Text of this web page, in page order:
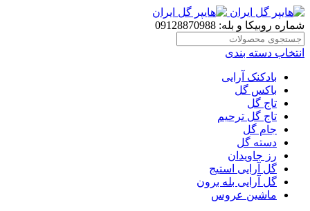
شماره روبیکا و بله: 09128870988
انتخاب دسته بندی
بادکنک آرایی
باکس گل
تاج گل
تاج گل ترحیم
جام گل
دسته گل
رز جاویدان
گل آرایی استیج
گل آرایی بله برون
ماشین عروس